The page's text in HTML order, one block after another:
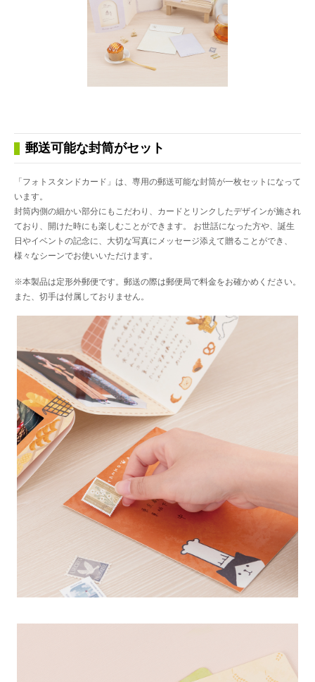
郵送可能な封筒がセット
「フォトスタンドカード」は、専用の郵送可能な封筒が一枚セットになって
います。
封筒内側の細かい部分にもこだわり、カードとリンクしたデザインが施され
ており、開けた時にも楽しむことができます。 お世話になった方や、誕生
日やイベントの記念に、大切な写真にメッセージ添えて贈ることができ、
様々なシーンでお使いいただけます。
※本製品は定形外郵便です。郵送の際は郵便局で料金をお確かめください。
また、切手は付属しておりません。